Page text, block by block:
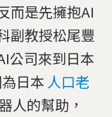
而是先擁抱AI
副教授松尾豐
公司來到日本
日本 人口老
人的幫助，